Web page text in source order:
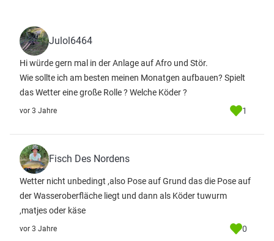
Julol6464
Hi würde gern mal in der Anlage auf Afro und Stör.
Wie sollte ich am besten meinen Monatgen aufbauen? Spielt
das Wetter eine große Rolle ? Welche Köder ?
vor 3 Jahre 1
Fisch Des Nordens
Wetter nicht unbedingt ,also Pose auf Grund das die Pose auf
der Wasseroberfläche liegt und dann als Köder tuwurm
,matjes oder käse
vor 3 Jahre 0